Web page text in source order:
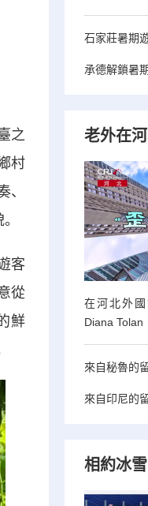
之
村
、
客
從
鮮
石家莊暑期
承德解鎖暑
老外在
在河北外
Diana Tolan
來自秘魯的
來自印尼的
相約冰雪